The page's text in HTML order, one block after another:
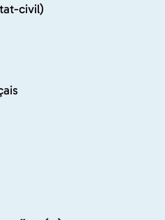
civil)